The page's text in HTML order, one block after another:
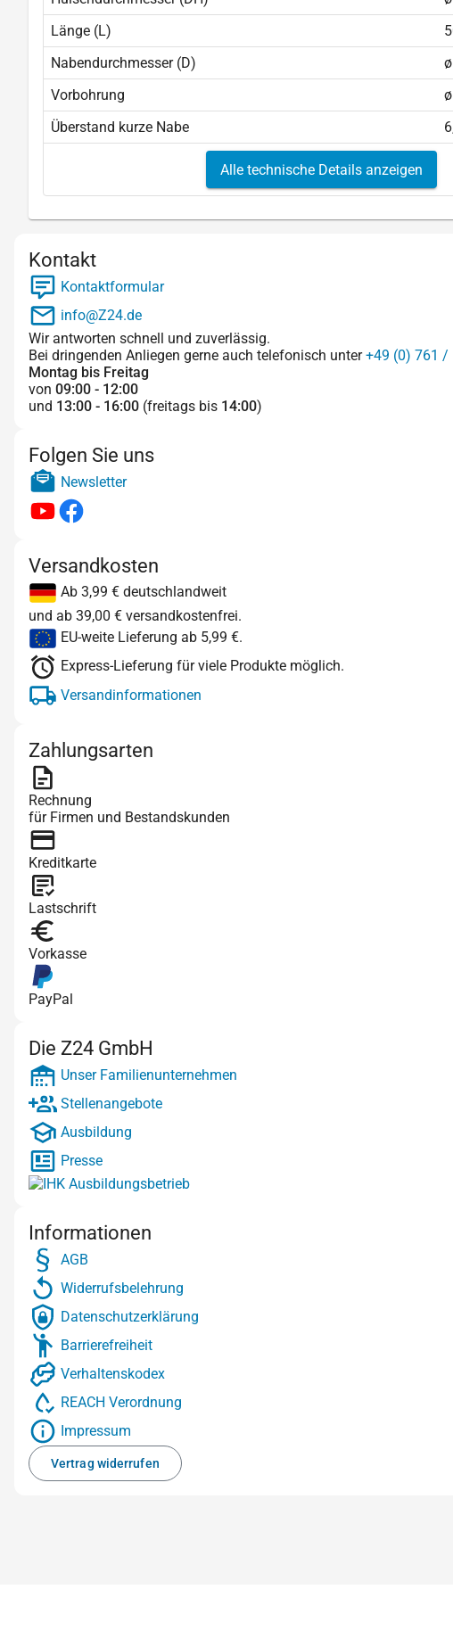
Länge (L)
Nabendurchmesser (D)
Vorbohrung
Überstand kurze Nabe
Alle technische Details anzeigen
Kontakt
Kontaktformular
info@Z24.de
Wir antworten schnell und zuverlässig.
Bei dringenden Anliegen gerne auch telefonisch unter+49 (0) 761 /
Montag bis Freitag
von 09:00 - 12:00
und 13:00 - 16:00 (freitags bis 14:00)
Folgen Sie uns
Newsletter
Versandkosten
Ab 3,99 € deutschlandweit
und ab 39,00 € versandkostenfrei.
EU-weite Lieferung ab 5,99 €.
Express-Lieferung für viele Produkte möglich.
Versandinformationen
Zahlungsarten
Rechnung
für Firmen und Bestandskunden
Kreditkarte
Lastschrift
Vorkasse
PayPal
Die Z24 GmbH
Unser Familienunternehmen
Stellenangebote
Ausbildung
Presse
Informationen
AGB
Widerrufsbelehrung
Datenschutzerklärung
Barrierefreiheit
Verhaltenskodex
REACH Verordnung
Impressum
Vertrag widerrufen